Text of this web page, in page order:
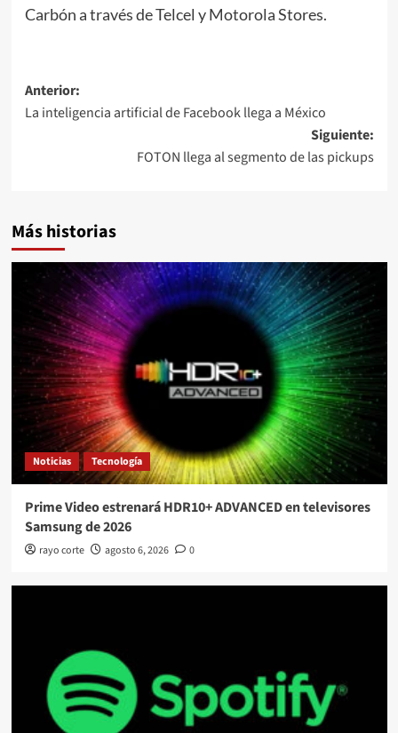
Carbón a través de Telcel y Motorola Stores.
Navegación
de
Anterior:
La inteligencia artificial de Facebook llega a México
Siguiente:
FOTON llega al segmento de las pickups
Más historias
Noticias Tecnología
Prime Video estrenará HDR10+ ADVANCED en televisores
Samsung de 2026
rayo corte agosto 6, 2026 0